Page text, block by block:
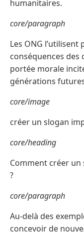
humanitaires.
core/paragraph
Les ONG
conséquences des
portée morale
générations
core/image
créer un slogan
core/heading
Comment créer
?
core/paragraph
Au-delà des
concevoir de